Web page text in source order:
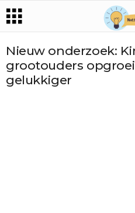
Nieuw onderzoek:
grootouders
gelukkiger